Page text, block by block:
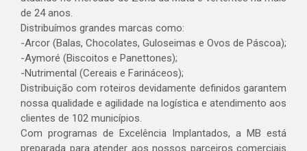
de 24 anos.
Distribuímos grandes marcas como:
-Arcor (Balas, Chocolates, Guloseimas e Ovos de Páscoa);
-Aymoré (Biscoitos e Panettones);
-Nutrimental (Cereais e Farináceos);
Distribuição com roteiros devidamente definidos garantem
nossa qualidade e agilidade na logística e atendimento aos
clientes de 102 municípios.
Com programas de Excelência Implantados, a MB está
preparada para atender aos nossos parceiros comerciais